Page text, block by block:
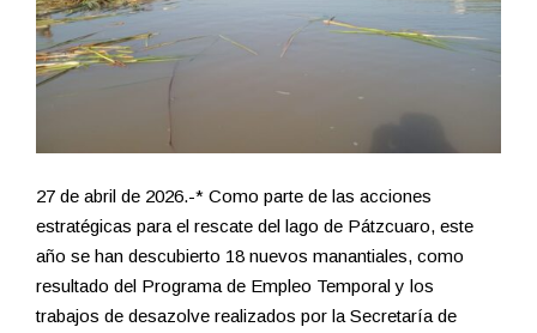
27 de abril de 2026.-* Como parte de las acciones
estratégicas para el rescate del lago de Pátzcuaro, este
año se han descubierto 18 nuevos manantiales, como
resultado del Programa de Empleo Temporal y los
trabajos de desazolve realizados por la Secretaría de